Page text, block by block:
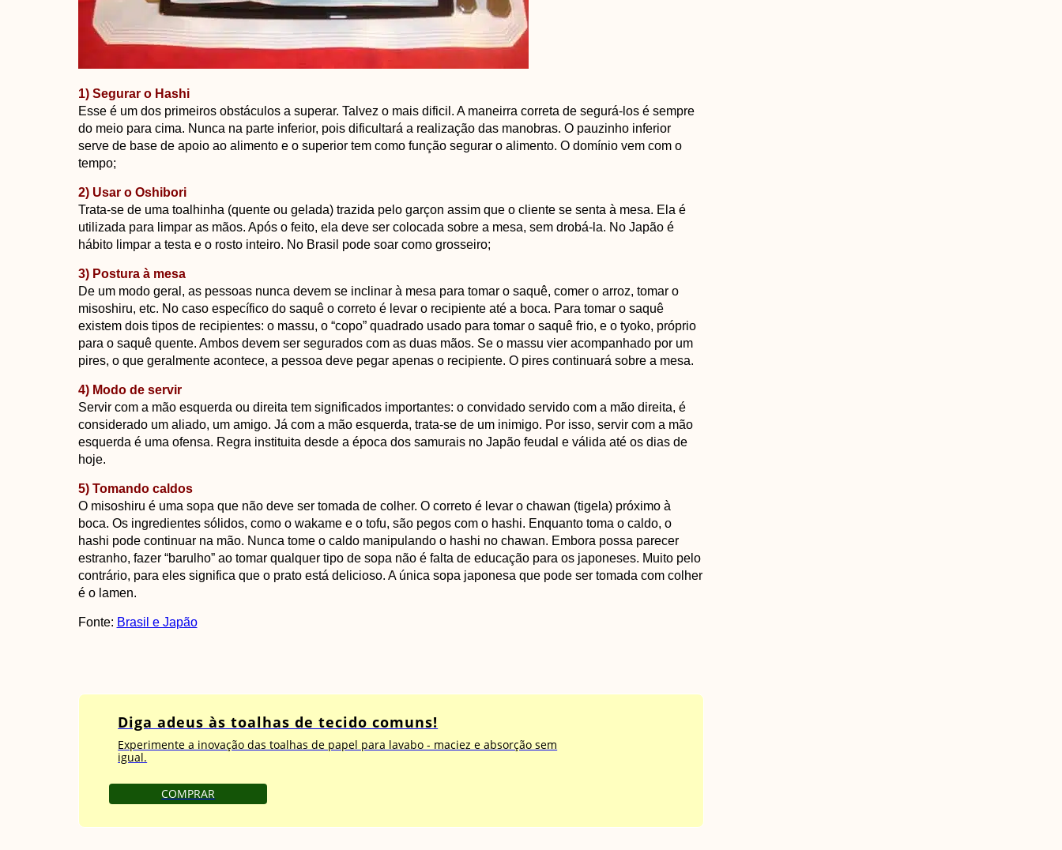
1) Segurar o Hashi
Esse é um dos primeiros obstáculos a superar. Talvez o mais dificil. A maneirra correta de segurá-los é sempre
do meio para cima. Nunca na parte inferior, pois dificultará a realização das manobras. O pauzinho inferior
serve de base de apoio ao alimento e o superior tem como função segurar o alimento. O domínio vem com o
tempo;
2) Usar o Oshibori
Trata-se de uma toalhinha (quente ou gelada) trazida pelo garçon assim que o cliente se senta à mesa. Ela é
utilizada para limpar as mãos. Após o feito, ela deve ser colocada sobre a mesa, sem drobá-la. No Japão é
hábito limpar a testa e o rosto inteiro. No Brasil pode soar como grosseiro;
3) Postura à mesa
De um modo geral, as pessoas nunca devem se inclinar à mesa para tomar o saquê, comer o arroz, tomar o
misoshiru, etc. No caso específico do saquê o correto é levar o recipiente até a boca. Para tomar o saquê
existem dois tipos de recipientes: o massu, o “copo” quadrado usado para tomar o saquê frio, e o tyoko, próprio
para o saquê quente. Ambos devem ser segurados com as duas mãos. Se o massu vier acompanhado por um
pires, o que geralmente acontece, a pessoa deve pegar apenas o recipiente. O pires continuará sobre a mesa.
4) Modo de servir
Servir com a mão esquerda ou direita tem significados importantes: o convidado servido com a mão direita, é
considerado um aliado, um amigo. Já com a mão esquerda, trata-se de um inimigo. Por isso, servir com a mão
esquerda é uma ofensa. Regra instituita desde a época dos samurais no Japão feudal e válida até os dias de
hoje.
5) Tomando caldos
O misoshiru é uma sopa que não deve ser tomada de colher. O correto é levar o chawan (tigela) próximo à
boca. Os ingredientes sólidos, como o wakame e o tofu, são pegos com o hashi. Enquanto toma o caldo, o
hashi pode continuar na mão. Nunca tome o caldo manipulando o hashi no chawan. Embora possa parecer
estranho, fazer “barulho” ao tomar qualquer tipo de sopa não é falta de educação para os japoneses. Muito pelo
contrário, para eles significa que o prato está delicioso. A única sopa japonesa que pode ser tomada com colher
é o lamen.
Fonte: Brasil e Japão
Diga adeus às toalhas de tecido comuns!
Experimente a inovação das toalhas de papel para lavabo - maciez e absorção sem
igual.
COMPRAR